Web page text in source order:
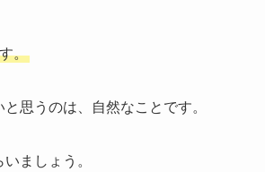
。
思うのは、自然なことです。
ましょう。